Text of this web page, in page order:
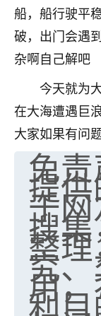
船，船行驶平
破，出门会遇
杂啊自己解吧
今天就为
在大海遭遇巨
大家如果有问
免
提
于
搜
整
究
用
利
七零老顽
做梦梦
师，安
了，一
超度，
2天前 来自
优秀的张
老师收徒
2天前 来自